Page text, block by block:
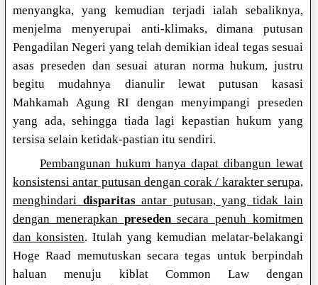
menyangka, yang kemudian terjadi ialah sebaliknya,
menjelma menyerupai anti-klimaks, dimana putusan
Pengadilan Negeri yang telah demikian ideal tegas sesuai
asas preseden dan sesuai aturan norma hukum, justru
begitu mudahnya dianulir lewat putusan kasasi
Mahkamah Agung RI dengan menyimpangi preseden
yang ada, sehingga tiada lagi kepastian hukum yang
tersisa selain ketidak-pastian itu sendiri.
Pembangunan hukum hanya dapat dibangun lewat
konsistensi antar putusan dengan corak / karakter serupa,
menghindari disparitasantar putusan, yang tidak lain
dengan menerapkan presedensecara penuh komitmen
dan konsisten. Itulah yang kemudian melatar-belakangi
Hoge Raad memutuskan secara tegas untuk berpindah
haluan menuju kiblat Common Law dengan